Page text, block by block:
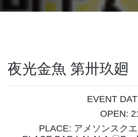
夜光金魚 第卅玖廻
EVENT
OPEN:
PLACE: アメソンスク